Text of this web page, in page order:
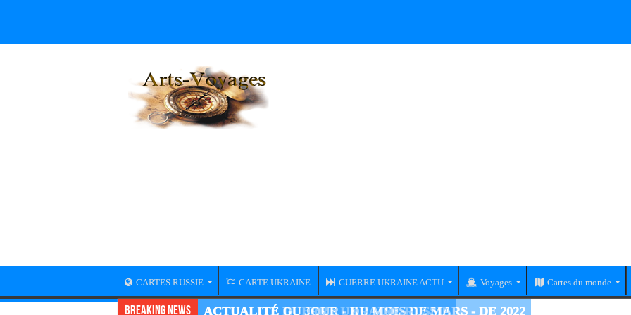
CARTES RUSSIE CARTE UKRAINE GUERRE UKRAINE ACTU Voyages Cartes du monde
Breaking News ACTUALITÉ GUERRE UKRAINE-RUSSIE